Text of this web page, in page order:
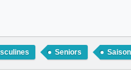
Seniors